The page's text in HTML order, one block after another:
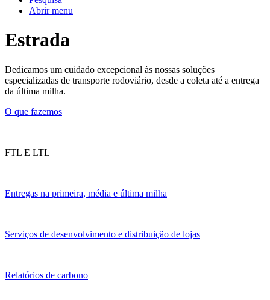
Abrir menu
Estrada
Dedicamos um cuidado excepcional às nossas soluções
especializadas de transporte rodoviário, desde a coleta até a entrega
da última milha.
O que fazemos
FTL E LTL
Entregas na primeira, média e última milha
Serviços de desenvolvimento e distribuição de lojas
Relatórios de carbono